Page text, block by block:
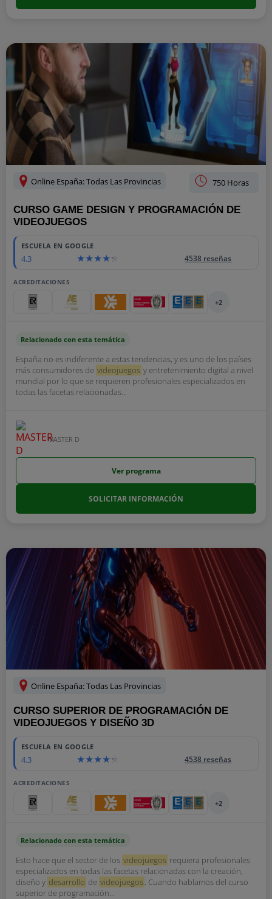
Online España: Todas Las Provincias 750 Horas
CURSO GAME DESIGN Y PROGRAMACIÓN DE
VIDEOJUEGOS
ESCUELA EN GOOGLE
4.3 4538 reseñas
ACREDITACIONES
+2
Relacionado con esta temática
España no es indiferente a estas tendencias, y es uno de los países
más consumidores de videojuegos y entretenimiento digital a nivel
mundial por lo que se requieren profesionales especializados en
todas las facetas relacionadas...
MASTER D
Ver programa
SOLICITAR INFORMACIÓN
Online España: Todas Las Provincias
CURSO SUPERIOR DE PROGRAMACIÓN DE
VIDEOJUEGOS Y DISEÑO 3D
ESCUELA EN GOOGLE
4.3 4538 reseñas
ACREDITACIONES
+2
Relacionado con esta temática
Esto hace que el sector de los videojuegos requiera profesionales
especializados en todas las facetas relacionadas con la creación,
diseño y desarrollo de videojuegos. Cuando hablamos del curso
superior de programación...